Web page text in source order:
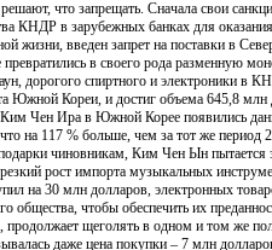
что запрещать. Сначала свои
КНДР в зарубежных банках для
жизни, введен запрет на поставки в
в своего рода разменную
дорогого спиртного и электроники в
Южной Кореи, и достиг объема 645,8
Чен Ира в Южной Корее появились
на 117 % больше, чем за тот же
чиновникам, Ким Чен Ын
рост импорта музыкальных
на 30 млн долларов, электронных
общества, чтобы обеспечить их
продолжает щеголять в одном и том же
даже цена покупки – 7 млн